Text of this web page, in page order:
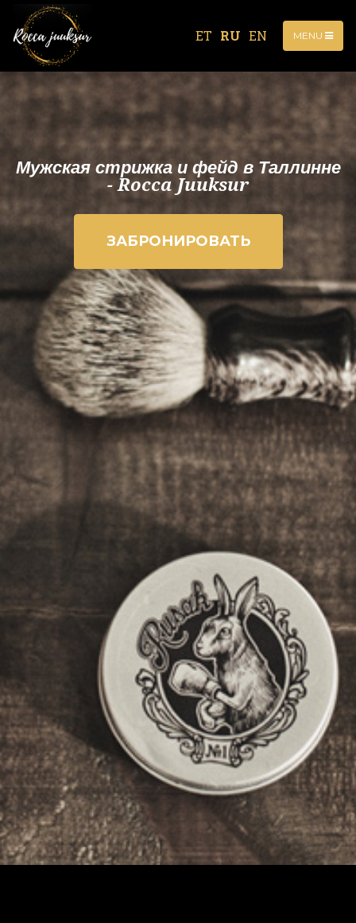
ET RU EN MENU
Мужская стрижка и фейд в Таллинне
- Rocca Juuksur
ЗАБРОНИРОВАТЬ